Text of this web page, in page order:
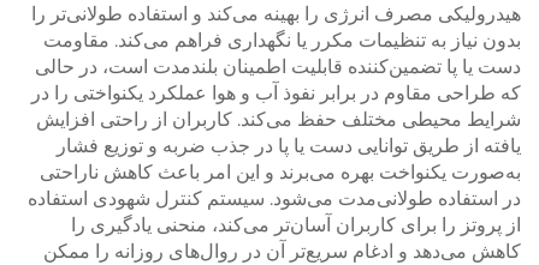
هیدرولیکی مصرف انرژی را بهینه می‌کند و استفاده طولانی‌تر را
بدون نیاز به تنظیمات مکرر یا نگهداری فراهم می‌کند. مقاومت
دست یا پا تضمین‌کننده قابلیت اطمینان بلندمدت است، در حالی
که طراحی مقاوم در برابر نفوذ آب و هوا عملکرد یکنواختی را در
شرایط محیطی مختلف حفظ می‌کند. کاربران از راحتی افزایش
یافته از طریق توانایی دست یا پا در جذب ضربه و توزیع فشار
به‌صورت یکنواخت بهره می‌برند و این امر باعث کاهش ناراحتی
در استفاده طولانی‌مدت می‌شود. سیستم کنترل شهودی استفاده
از پروتز را برای کاربران آسان‌تر می‌کند، منحنی یادگیری را
کاهش می‌دهد و ادغام سریع‌تر آن در روال‌های روزانه را ممکن